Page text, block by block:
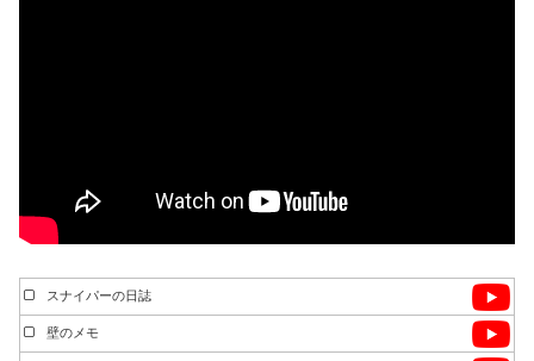
スナイパーの日誌
壁のメモ